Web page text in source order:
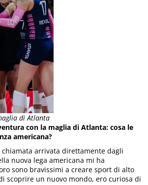
di Atlanta
con la maglia di Atlanta: cosa le
americana?
chiamata arrivata direttamente dagli
nuova lega americana mi ha
sono bravissimi a creare sport di alto
scoprire un nuovo mondo, ero curiosa di